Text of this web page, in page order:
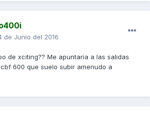
de Junio del 2016
de xciting?? Me apuntaria a las salidas
600 que suelo subir amenudo a